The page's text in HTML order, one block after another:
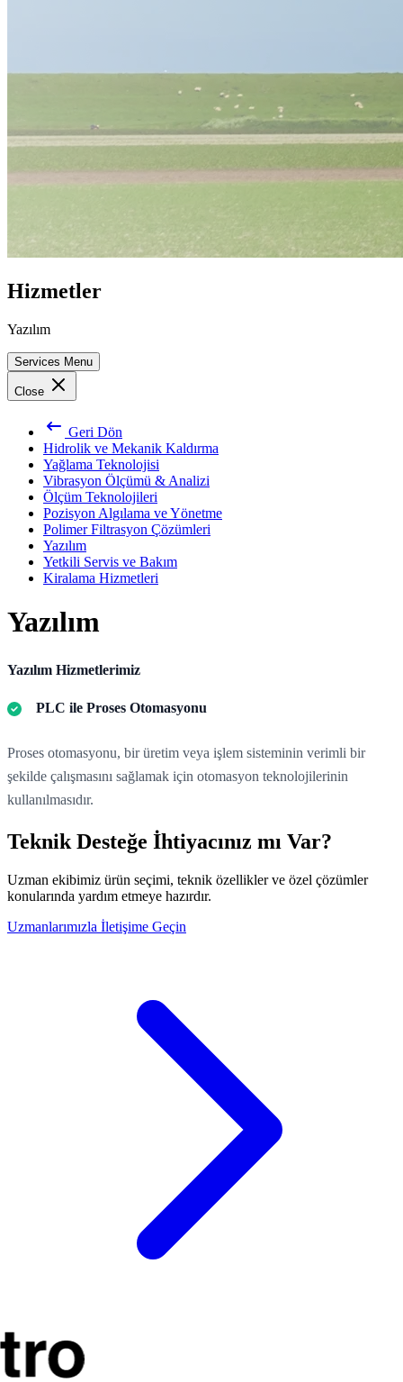
Hizmetler
Yazılım
Services Menu
Close
Geri Dön
Hidrolik ve Mekanik Kaldırma
Yağlama Teknolojisi
Vibrasyon Ölçümü & Analizi
Ölçüm Teknolojileri
Pozisyon Algılama ve Yönetme
Polimer Filtrasyon Çözümleri
Yazılım
Yetkili Servis ve Bakım
Kiralama Hizmetleri
Yazılım
Yazılım Hizmetlerimiz
PLC ile Proses Otomasyonu
Proses otomasyonu, bir üretim veya işlem sisteminin verimli bir
şekilde çalışmasını sağlamak için otomasyon teknolojilerinin
kullanılmasıdır.
Teknik Desteğe İhtiyacınız mı Var?
Uzman ekibimiz ürün seçimi, teknik özellikler ve özel çözümler
konularında yardım etmeye hazırdır.
Uzmanlarımızla İletişime Geçin